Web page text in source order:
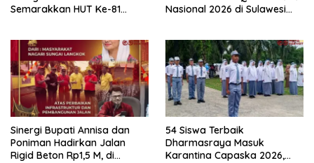
Semarakkan HUT Ke-81
Nasional 2026 di Sulawesi
Sinergi Bupati Annisa dan
Poniman Hadirkan Jalan
Rigid Beton Rp1,5 M, di
54 Siswa Terbaik
Dharmasraya Masuk
Karantina Capaska 2026,